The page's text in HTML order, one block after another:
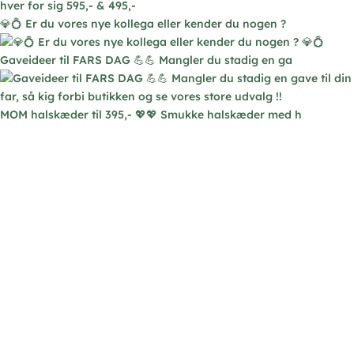
💎💍 Er du vores nye kollega eller kender du nogen ?
Gaveideer til FARS DAG 💪💪 Mangler du stadig en ga
MOM halskæder til 395,- 💖💖 Smukke halskæder med h